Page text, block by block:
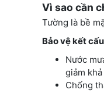
Vì sao cần
Tường là bề
Bảo vệ kết
Nước
giảm
Chống